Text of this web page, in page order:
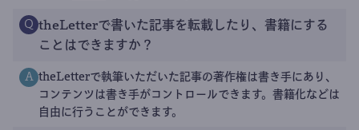
Q theLetterで書いた記事を転載したり、書籍にする
ことはできますか？
A theLetterで執筆いただいた記事の著作権は書き手にあり、
コンテンツは書き手がコントロールできます。書籍化などは
自由に行うことができます。